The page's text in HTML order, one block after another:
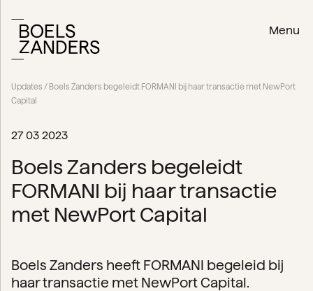
Menu
Updates / Boels Zanders begeleidt FORMANI bij haar transactie met NewPort
Capital
27 03 2023
Boels Zanders begeleidt
FORMANI bij haar transactie
met NewPort Capital
Boels Zanders heeft FORMANI begeleid bij
haar transactie met NewPort Capital.